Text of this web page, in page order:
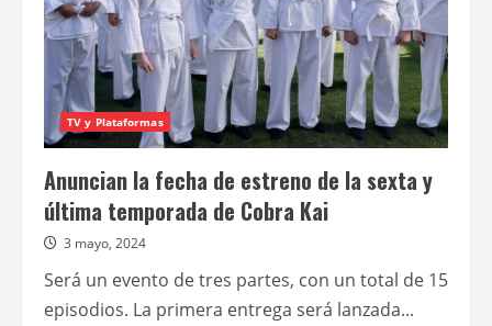
Kai
TV y Plataformas
Anuncian la fecha de estreno de la sexta y
última temporada de Cobra Kai
3 mayo, 2024
Será un evento de tres partes, con un total de 15
episodios. La primera entrega será lanzada...